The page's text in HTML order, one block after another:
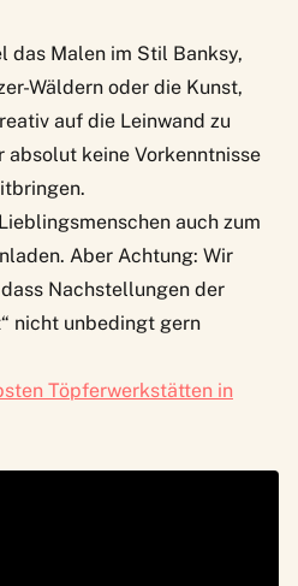
das Malen im Stil Banksy,
Wäldern oder die Kunst,
auf die Leinwand zu
absolut keine Vorkenntnisse
auch zum
Aber Achtung: Wir
Nachstellungen der
nicht unbedingt gern
Töpferwerkstätten in